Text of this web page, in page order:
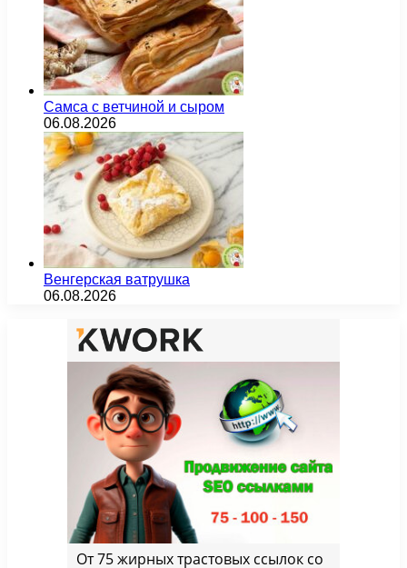
Самса с ветчиной и сыром
06.08.2026
Венгерская ватрушка
06.08.2026